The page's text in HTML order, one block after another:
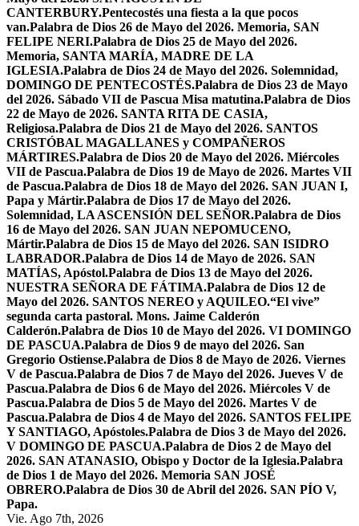
CANTERBURY.Pentecostés una fiesta a la que pocos
van.Palabra de Dios 26 de Mayo del 2026. Memoria, SAN
FELIPE NERI.Palabra de Dios 25 de Mayo del 2026.
Memoria, SANTA MARÍA, MADRE DE LA
IGLESIA.Palabra de Dios 24 de Mayo del 2026. Solemnidad,
DOMINGO DE PENTECOSTÉS.Palabra de Dios 23 de Mayo
del 2026. Sábado VII de Pascua Misa matutina.Palabra de Dios
22 de Mayo de 2026. SANTA RITA DE CASIA,
Religiosa.Palabra de Dios 21 de Mayo del 2026. SANTOS
CRISTÓBAL MAGALLANES y COMPAÑEROS
MÁRTIRES.Palabra de Dios 20 de Mayo del 2026. Miércoles
VII de Pascua.Palabra de Dios 19 de Mayo de 2026. Martes VII
de Pascua.Palabra de Dios 18 de Mayo del 2026. SAN JUAN I,
Papa y Mártir.Palabra de Dios 17 de Mayo del 2026.
Solemnidad, LA ASCENSIÓN DEL SEÑOR.Palabra de Dios
16 de Mayo del 2026. SAN JUAN NEPOMUCENO,
Mártir.Palabra de Dios 15 de Mayo del 2026. SAN ISIDRO
LABRADOR.Palabra de Dios 14 de Mayo de 2026. SAN
MATÍAS, Apóstol.Palabra de Dios 13 de Mayo del 2026.
NUESTRA SEÑORA DE FÁTIMA.Palabra de Dios 12 de
Mayo del 2026. SANTOS NEREO y AQUILEO.“El vive”
segunda carta pastoral. Mons. Jaime Calderón
Calderón.Palabra de Dios 10 de Mayo del 2026. VI DOMINGO
DE PASCUA.Palabra de Dios 9 de mayo del 2026. San
Gregorio Ostiense.Palabra de Dios 8 de Mayo de 2026. Viernes
V de Pascua.Palabra de Dios 7 de Mayo del 2026. Jueves V de
Pascua.Palabra de Dios 6 de Mayo del 2026. Miércoles V de
Pascua.Palabra de Dios 5 de Mayo del 2026. Martes V de
Pascua.Palabra de Dios 4 de Mayo del 2026. SANTOS FELIPE
Y SANTIAGO, Apóstoles.Palabra de Dios 3 de Mayo del 2026.
V DOMINGO DE PASCUA.Palabra de Dios 2 de Mayo del
2026. SAN ATANASIO, Obispo y Doctor de la Iglesia.Palabra
de Dios 1 de Mayo del 2026. Memoria SAN JOSÉ
OBRERO.Palabra de Dios 30 de Abril del 2026. SAN PÍO V,
Papa.
Vie. Ago 7th, 2026